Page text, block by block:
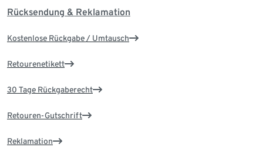
Rücksendung & Reklamation
Kostenlose Rückgabe / Umtausch
Retourenetikett
30 Tage Rückgaberecht
Retouren-Gutschrift
Reklamation